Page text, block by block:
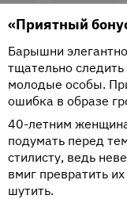
«Приятный
Барышни
тщательно
молодые особы.
ошибка в образе
40-летним
подумать перед
стилисту, ведь
вмиг превратить
шутить.